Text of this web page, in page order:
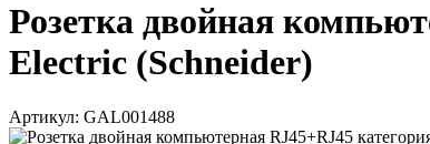
Розетка двойная
Electric (Schneider)
Артикул: GAL001488